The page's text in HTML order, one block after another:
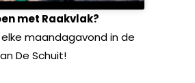
met Raakvlak?
maandagavond in de
De Schuit!